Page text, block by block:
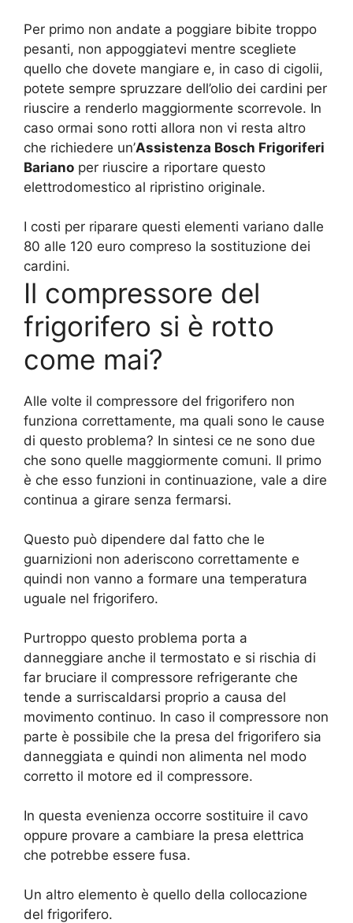
Per primo non andate a poggiare bibite troppo
pesanti, non appoggiatevi mentre scegliete
quello che dovete mangiare e, in caso di cigolii,
potete sempre spruzzare dell’olio dei cardini per
riuscire a renderlo maggiormente scorrevole. In
caso ormai sono rotti allora non vi resta altro
che richiedere un’Assistenza Bosch Frigoriferi
Bariano per riuscire a riportare questo
elettrodomestico al ripristino originale.
I costi per riparare questi elementi variano dalle
80 alle 120 euro compreso la sostituzione dei
cardini.
Il compressore del
frigorifero si è rotto
come mai?
Alle volte il compressore del frigorifero non
funziona correttamente, ma quali sono le cause
di questo problema? In sintesi ce ne sono due
che sono quelle maggiormente comuni. Il primo
è che esso funzioni in continuazione, vale a dire
continua a girare senza fermarsi.
Questo può dipendere dal fatto che le
guarnizioni non aderiscono correttamente e
quindi non vanno a formare una temperatura
uguale nel frigorifero.
Purtroppo questo problema porta a
danneggiare anche il termostato e si rischia di
far bruciare il compressore refrigerante che
tende a surriscaldarsi proprio a causa del
movimento continuo. In caso il compressore non
parte è possibile che la presa del frigorifero sia
danneggiata e quindi non alimenta nel modo
corretto il motore ed il compressore.
In questa evenienza occorre sostituire il cavo
oppure provare a cambiare la presa elettrica
che potrebbe essere fusa.
Un altro elemento è quello della collocazione
del frigorifero.